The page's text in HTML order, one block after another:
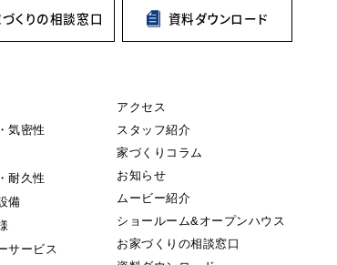
くりの相談窓口 資料ダウンロード
気密性
耐久性
備
サービス
アクセス
スタッフ紹介
家づくりコラム
お知らせ
ムービー紹介
ショールーム&オープンハウス
お家づくりの相談窓口